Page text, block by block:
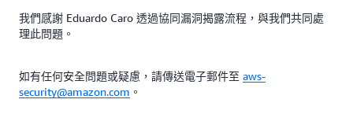
我們感謝 Eduardo Caro 透過協同漏洞揭露流程，與我們共同處
理此問題。
如有任何安全問題或疑慮，請傳送電子郵件至 aws-
security@amazon.com 。